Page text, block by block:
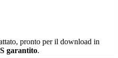
pronto per il download in
garantito.